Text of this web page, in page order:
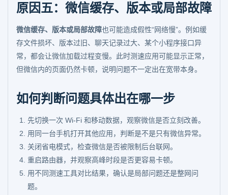
原因五：微信缓存、版本或局部故障
微信缓存、版本或局部故障也可能造成假性“网络慢”。例如缓
存文件损坏、版本过旧、聊天记录过大、某个小程序接口异
常，都会让微信加载过程变慢。此时测速应用可能显示正常，
但微信内的页面仍然卡顿，说明问题不一定出在宽带本身。
如何判断问题具体出在哪一步
先切换一次 Wi-Fi 和移动数据，观察微信是否立刻改善。
用同一台手机打开其他应用，判断是不是只有微信异常。
关闭省电模式，检查微信是否被限制后台联网。
重启路由器，并观察高峰时段是否更容易卡顿。
用不同测速工具对比结果，确认是局部问题还是整网问
题。